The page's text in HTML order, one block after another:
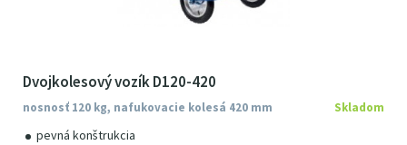
Dvojkolesový vozík D120-420
nosnosť 120 kg, nafukovacie kolesá 420 mm
pevná konštrukcia
Skladom